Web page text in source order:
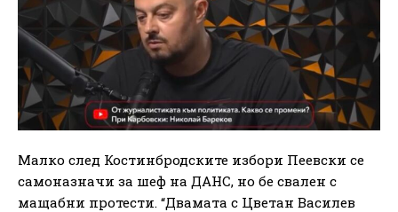
Малко след Костинбродските избори Пеевски се
самоназначи за шеф на ДАНС, но бе свален с
мащабни протести. “Двамата с Цветан Василев